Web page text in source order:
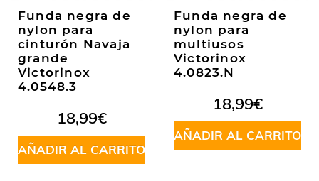
Funda negra de
nylon para
cinturón Navaja
grande
Victorinox
4.0548.3
18,99€
AÑADIR AL CARRITO
Funda negra de
nylon para
multiusos
Victorinox
4.0823.N
18,99€
AÑADIR AL CARRITO